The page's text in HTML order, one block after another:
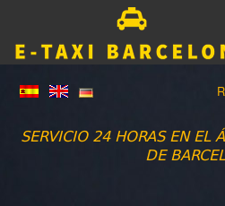
SERVICIO 24 HORAS EN EL
DE